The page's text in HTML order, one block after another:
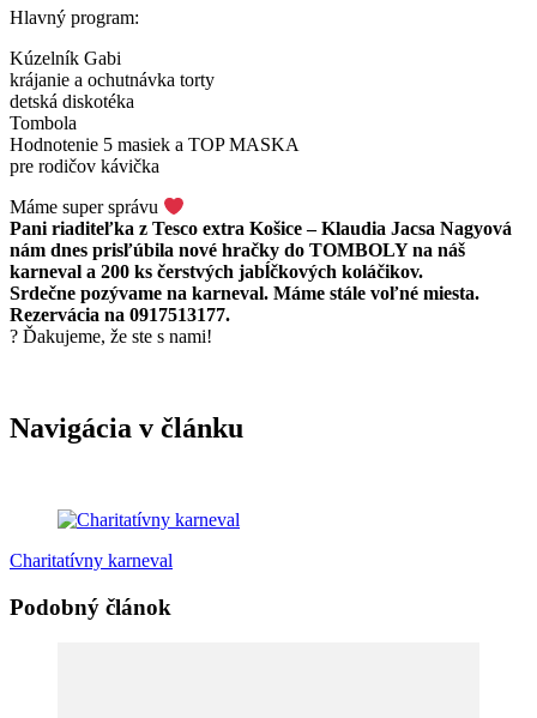
Hlavný program:
Kúzelník Gabi
krájanie a ochutnávka torty
detská diskotéka
Tombola
Hodnotenie 5 masiek a TOP MASKA
pre rodičov kávička
Máme super správu
Pani riaditeľka z Tesco extra Košice – Klaudia Jacsa Nagyová
nám dnes prisľúbila nové hračky do TOMBOLY na náš
karneval a 200 ks čerstvých jabĺčkových koláčikov.
Srdečne pozývame na karneval. Máme stále voľné miesta.
Rezervácia na 0917513177.
? Ďakujeme, že ste s nami!
Navigácia v článku
Charitatívny karneval
Podobný článok